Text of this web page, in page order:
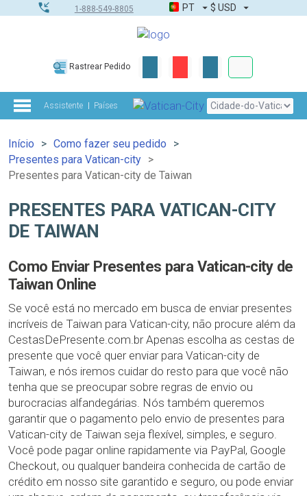
1-888-549-8805 PT $ USD
Rastrear Pedido
Assistente Países
Início
Como fazer seu pedido
Presentes para Vatican-city
Presentes para Vatican-city de Taiwan
PRESENTES PARA VATICAN-CITY
DE TAIWAN
Como Enviar Presentes para Vatican-city de
Taiwan Online
Se você está no mercado em busca de enviar presentes
incríveis de Taiwan para Vatican-city, não procure além da
CestasDePresente.com.br Apenas escolha as cestas de
presente que você quer enviar para Vatican-city de
Taiwan, e nós iremos cuidar do resto para que você não
tenha que se preocupar sobre regras de envio ou
burocracias alfandegárias. Nós também queremos
garantir que o pagamento pelo envio de presentes para
Vatican-city de Taiwan seja flexível, simples, e seguro.
Você pode pagar online rapidamente via PayPal, Google
Checkout, ou qualquer bandeira conhecida de cartão de
crédito em nosso site garantido e seguro, ou pode enviar